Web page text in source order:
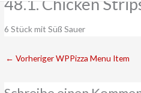
6 Stück mit Süß Sauer
← Vorheriger WPPizza Menu Item